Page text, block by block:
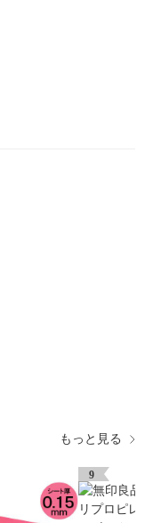
もっと見る
9